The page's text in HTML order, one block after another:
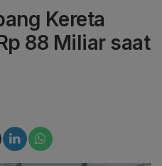
Kereta
88 Miliar saat